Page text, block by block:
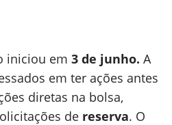
iniciou em 3 de junho. A
em ter ações antes
diretas na bolsa,
de reserva. O